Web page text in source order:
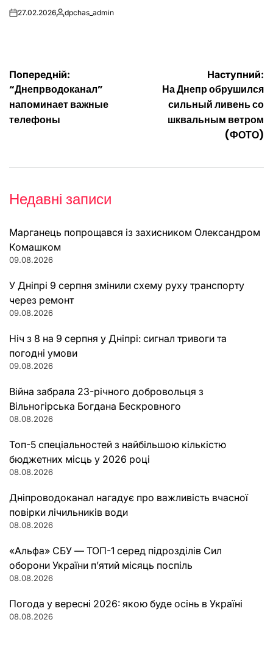
on27.02.2026Опубліковано
dpchas_admin
Навігація
записів
Попередній:
“Днепрводоканал”
напоминает важные
телефоны
Наступний:
На Днепр обрушился
сильный ливень со
шквальным ветром
(ФОТО)
Недавні записи
Марганець попрощався із захисником Олександром
Комашком
09.08.2026
У Дніпрі 9 серпня змінили схему руху транспорту
через ремонт
09.08.2026
Ніч з 8 на 9 серпня у Дніпрі: сигнал тривоги та
погодні умови
09.08.2026
Війна забрала 23-річного добровольця з
Вільногірська Богдана Бескровного
08.08.2026
Топ-5 спеціальностей з найбільшою кількістю
бюджетних місць у 2026 році
08.08.2026
Дніпроводоканал нагадує про важливість вчасної
повірки лічильників води
08.08.2026
«Альфа» СБУ — ТОП-1 серед підрозділів Сил
оборони України п’ятий місяць поспіль
08.08.2026
Погода у вересні 2026: якою буде осінь в Україні
08.08.2026